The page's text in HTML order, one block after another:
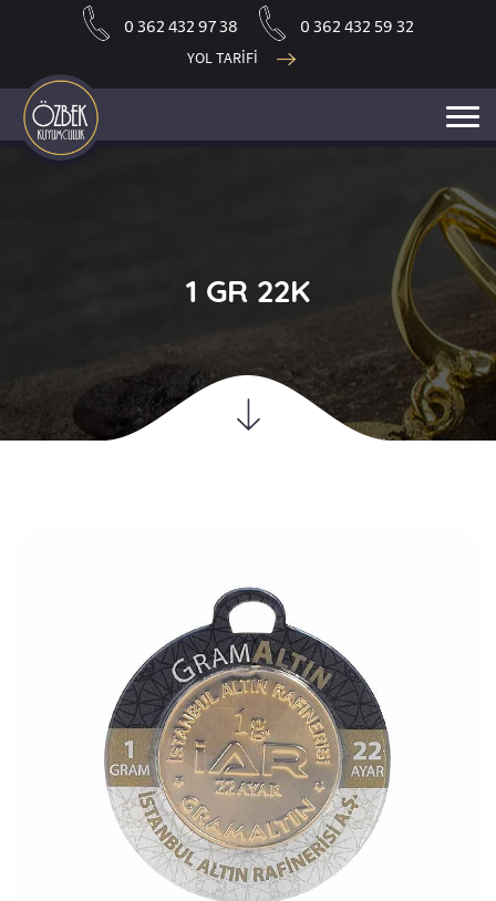
0 362 432 97 38
0 362 432 59 32
YOL TARİFİ
1 GR 22K